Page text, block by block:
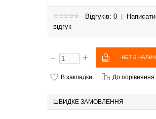
Відгуків: 0
Написати
відгук
В закладки До порівняння
ШВИДКЕ ЗАМОВЛЕННЯ